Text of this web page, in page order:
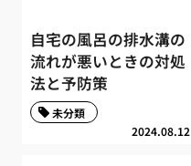
自宅の風呂の排水溝の
流れが悪いときの対処
法と予防策
2024.08.12
未分類